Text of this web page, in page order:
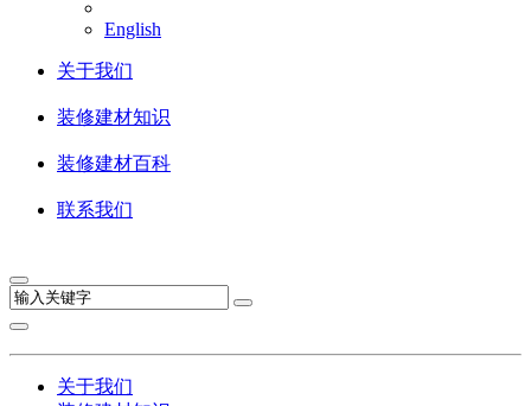
English
关于我们
装修建材知识
装修建材百科
联系我们
关于我们